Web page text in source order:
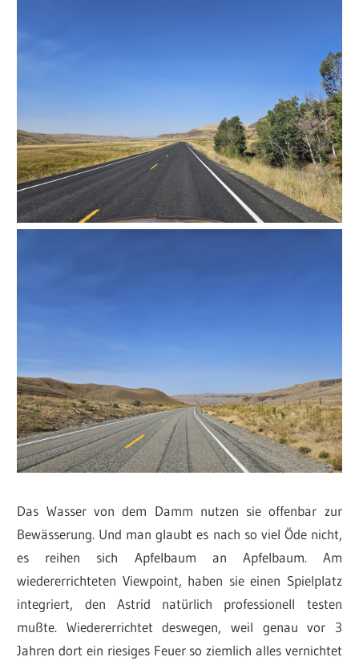
Das Wasser von dem Damm nutzen sie offenbar zur
Bewässerung. Und man glaubt es nach so viel Öde nicht,
es reihen sich Apfelbaum an Apfelbaum. Am
wiedererrichteten Viewpoint, haben sie einen Spielplatz
integriert, den Astrid natürlich professionell testen
mußte. Wiedererrichtet deswegen, weil genau vor 3
Jahren dort ein riesiges Feuer so ziemlich alles vernichtet